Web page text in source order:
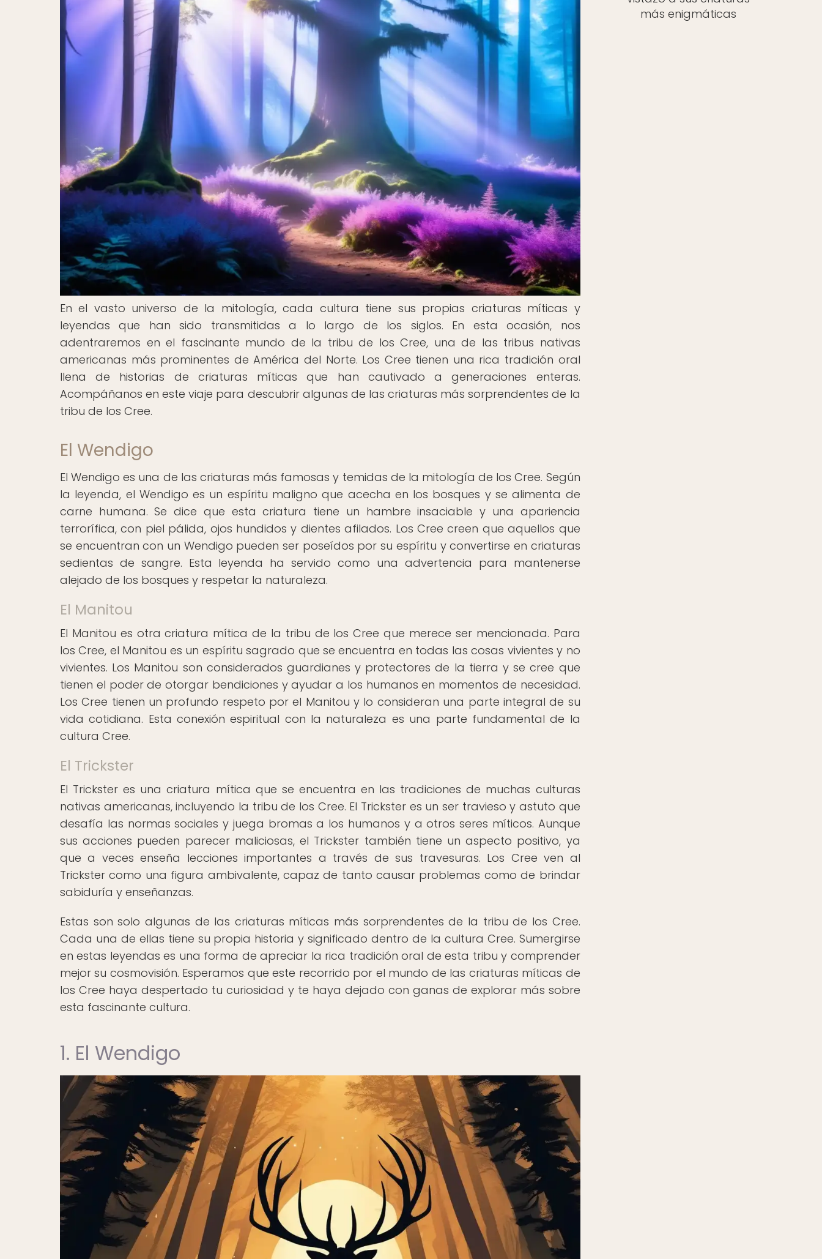
En el vasto universo de la mitología, cada cultura tiene sus propias criaturas míticas y
leyendas que han sido transmitidas a lo largo de los siglos. En esta ocasión, nos
adentraremos en el fascinante mundo de la tribu de los Cree, una de las tribus nativas
americanas más prominentes de América del Norte. Los Cree tienen una rica tradición oral
llena de historias de criaturas míticas que han cautivado a generaciones enteras.
Acompáñanos en este viaje para descubrir algunas de las criaturas más sorprendentes de la
tribu de los Cree.
El Wendigo
El Wendigo es una de las criaturas más famosas y temidas de la mitología de los Cree. Según
la leyenda, el Wendigo es un espíritu maligno que acecha en los bosques y se alimenta de
carne humana. Se dice que esta criatura tiene un hambre insaciable y una apariencia
terrorífica, con piel pálida, ojos hundidos y dientes afilados. Los Cree creen que aquellos que
se encuentran con un Wendigo pueden ser poseídos por su espíritu y convertirse en criaturas
sedientas de sangre. Esta leyenda ha servido como una advertencia para mantenerse
alejado de los bosques y respetar la naturaleza.
El Manitou
El Manitou es otra criatura mítica de la tribu de los Cree que merece ser mencionada. Para
los Cree, el Manitou es un espíritu sagrado que se encuentra en todas las cosas vivientes y no
vivientes. Los Manitou son considerados guardianes y protectores de la tierra y se cree que
tienen el poder de otorgar bendiciones y ayudar a los humanos en momentos de necesidad.
Los Cree tienen un profundo respeto por el Manitou y lo consideran una parte integral de su
vida cotidiana. Esta conexión espiritual con la naturaleza es una parte fundamental de la
cultura Cree.
El Trickster
El Trickster es una criatura mítica que se encuentra en las tradiciones de muchas culturas
nativas americanas, incluyendo la tribu de los Cree. El Trickster es un ser travieso y astuto que
desafía las normas sociales y juega bromas a los humanos y a otros seres míticos. Aunque
sus acciones pueden parecer maliciosas, el Trickster también tiene un aspecto positivo, ya
que a veces enseña lecciones importantes a través de sus travesuras. Los Cree ven al
Trickster como una figura ambivalente, capaz de tanto causar problemas como de brindar
sabiduría y enseñanzas.
Estas son solo algunas de las criaturas míticas más sorprendentes de la tribu de los Cree.
Cada una de ellas tiene su propia historia y significado dentro de la cultura Cree. Sumergirse
en estas leyendas es una forma de apreciar la rica tradición oral de esta tribu y comprender
mejor su cosmovisión. Esperamos que este recorrido por el mundo de las criaturas míticas de
los Cree haya despertado tu curiosidad y te haya dejado con ganas de explorar más sobre
esta fascinante cultura.
1. El Wendigo
más enigmáticas